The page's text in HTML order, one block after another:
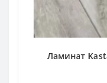
Ламинат